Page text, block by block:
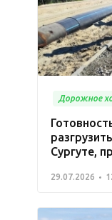
Дорожное
Сургуте,
29.07.2026